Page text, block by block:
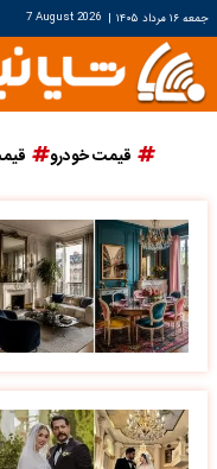
جمعه ۱۶ مرداد ۱۴۰۵ |
7 August 2026
قیمت خودرو